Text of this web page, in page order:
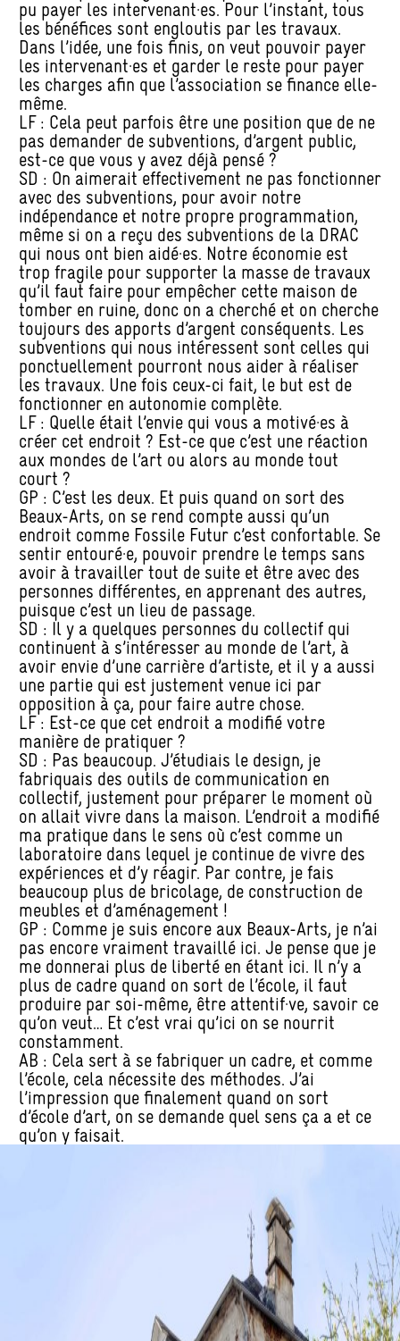
pu payer les intervenant·es. Pour l’instant, tous
les bénéfices sont engloutis par les travaux.
Dans l’idée, une fois finis, on veut pouvoir payer
les intervenant·es et garder le reste pour payer
les charges afin que l’association se finance elle-
même.
LF : Cela peut parfois être une position que de ne
pas demander de subventions, d’argent public,
est-ce que vous y avez déjà pensé ?
SD : On aimerait effectivement ne pas fonctionner
avec des subventions, pour avoir notre
indépendance et notre propre programmation,
même si on a reçu des subventions de la DRAC
qui nous ont bien aidé·es. Notre économie est
trop fragile pour supporter la masse de travaux
qu’il faut faire pour empêcher cette maison de
tomber en ruine, donc on a cherché et on cherche
toujours des apports d’argent conséquents. Les
subventions qui nous intéressent sont celles qui
ponctuellement pourront nous aider à réaliser
les travaux. Une fois ceux-ci fait, le but est de
fonctionner en autonomie complète.
LF : Quelle était l’envie qui vous a motivé·es à
créer cet endroit ? Est-ce que c’est une réaction
aux mondes de l’art ou alors au monde tout
court ?
GP : C’est les deux. Et puis quand on sort des
Beaux-Arts, on se rend compte aussi qu’un
endroit comme Fossile Futur c’est confortable. Se
sentir entouré·e, pouvoir prendre le temps sans
avoir à travailler tout de suite et être avec des
personnes différentes, en apprenant des autres,
puisque c’est un lieu de passage.
SD : Il y a quelques personnes du collectif qui
continuent à s’intéresser au monde de l’art, à
avoir envie d’une carrière d’artiste, et il y a aussi
une partie qui est justement venue ici par
opposition à ça, pour faire autre chose.
LF : Est-ce que cet endroit a modifié votre
manière de pratiquer ?
SD : Pas beaucoup. J’étudiais le design, je
fabriquais des outils de communication en
collectif, justement pour préparer le moment où
on allait vivre dans la maison. L’endroit a modifié
ma pratique dans le sens où c’est comme un
laboratoire dans lequel je continue de vivre des
expériences et d’y réagir. Par contre, je fais
beaucoup plus de bricolage, de construction de
meubles et d’aménagement !
GP : Comme je suis encore aux Beaux-Arts, je n’ai
pas encore vraiment travaillé ici. Je pense que je
me donnerai plus de liberté en étant ici. Il n’y a
plus de cadre quand on sort de l’école, il faut
produire par soi-même, être attentif·ve, savoir ce
qu’on veut… Et c’est vrai qu’ici on se nourrit
constamment.
AB : Cela sert à se fabriquer un cadre, et comme
l’école, cela nécessite des méthodes. J’ai
l’impression que finalement quand on sort
d’école d’art, on se demande quel sens ça a et ce
qu’on y faisait.